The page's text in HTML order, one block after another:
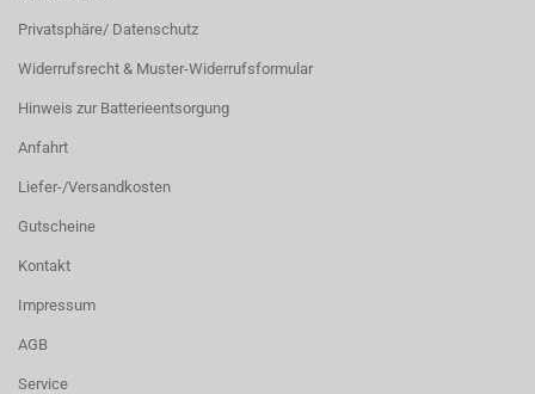
Privatsphäre/ Datenschutz
Widerrufsrecht & Muster-Widerrufsformular
Hinweis zur Batterieentsorgung
Anfahrt
Liefer-/Versandkosten
Gutscheine
Kontakt
Impressum
AGB
Service